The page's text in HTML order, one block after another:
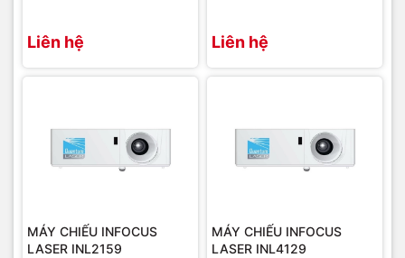
Liên hệ Liên hệ
MÁY CHIẾU INFOCUS
LASER INL2159
MÁY CHIẾU INFOCUS
LASER INL4129